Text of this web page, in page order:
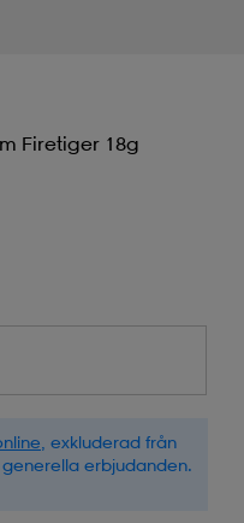
Firetiger 18g
, exkluderad från
erbjudanden.